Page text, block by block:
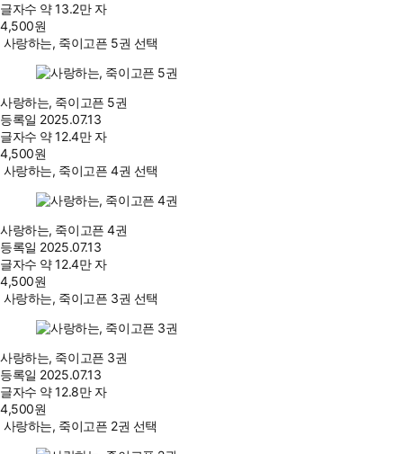
글자수 약 13.2만 자
4,500원
사랑하는, 죽이고픈 5권 선택
사랑하는, 죽이고픈 5권
등록일 2025.07.13
글자수 약 12.4만 자
4,500원
사랑하는, 죽이고픈 4권 선택
사랑하는, 죽이고픈 4권
등록일 2025.07.13
글자수 약 12.4만 자
4,500원
사랑하는, 죽이고픈 3권 선택
사랑하는, 죽이고픈 3권
등록일 2025.07.13
글자수 약 12.8만 자
4,500원
사랑하는, 죽이고픈 2권 선택